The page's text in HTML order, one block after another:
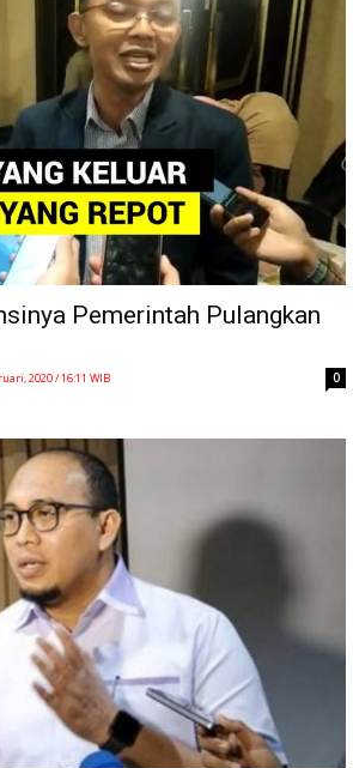
Pemerintah Pulangkan
2020 / 16:11 WIB 0